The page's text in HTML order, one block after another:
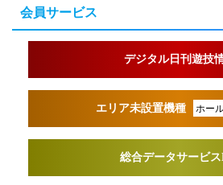
会員サービス
デジタル日刊遊技
エリア未設置機種 ホー
総合データサービ